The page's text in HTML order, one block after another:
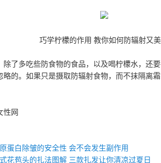
巧学柠檬的作用 教你如何防辐射又
除了多吃些防食物的食品，以及喝柠檬水，还
略的。如果只是摄取防辐射食物，而不抹隔离
性网
蛋白除皱的安全性 会不会发生副作用
花苞头的扎法图解 三款扎发让你清凉过夏日